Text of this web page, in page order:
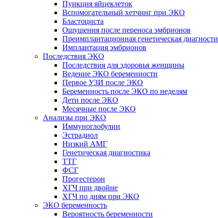
Пункция яйцеклеток
Вспомогательный хетчинг при ЭКО
Бластоциста
Ощущения после переноса эмбрионов
Преимплантационная генетическая
Имплантация эмбрионов
Последствия ЭКО
Последствия для здоровья женщины
Ведение ЭКО беременности
Первое УЗИ после ЭКО
Беременность после ЭКО по неделям
Дети после ЭКО
Месячные после ЭКО
Анализы при ЭКО
Иммуноглобулин
Эстрадиол
Низкий АМГ
Генетическая диагностика
ТТГ
ФСГ
Прогестерон
ХГЧ при двойне
ХГЧ по дням при ЭКО
ЭКО беременность
Вероятность беременности